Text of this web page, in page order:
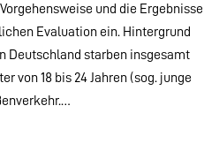
und die Ergebnisse
Evaluation ein. Hintergrund
Deutschland starben insgesamt
von 18 bis 24 Jahren (sog. junge